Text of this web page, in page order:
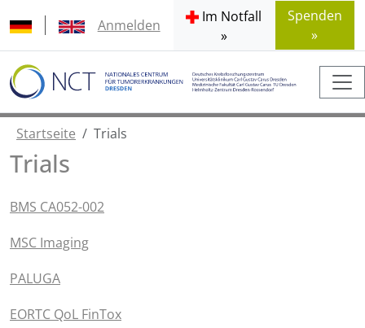
Anmelden
Im Notfall
»
Spenden
»
Startseite Trials
Trials
BMS CA052-002
MSC Imaging
PALUGA
EORTC QoL FinTox